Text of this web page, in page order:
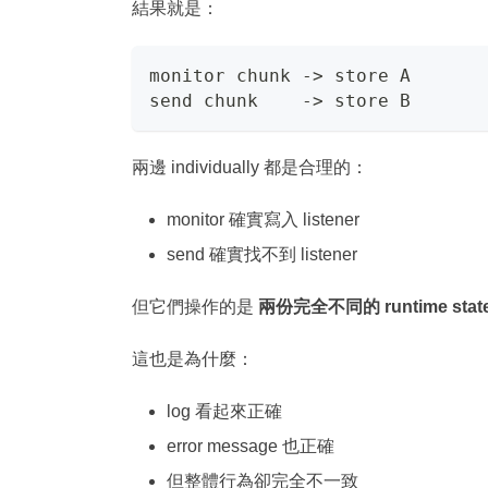
結果就是：
monitor chunk -> store A
send chunk    -> store B
兩邊 individually 都是合理的：
monitor 確實寫入 listener
send 確實找不到 listener
但它們操作的是 兩份完全不同的 runtime
這也是為什麼：
log 看起來正確
error message 也正確
但整體行為卻完全不一致